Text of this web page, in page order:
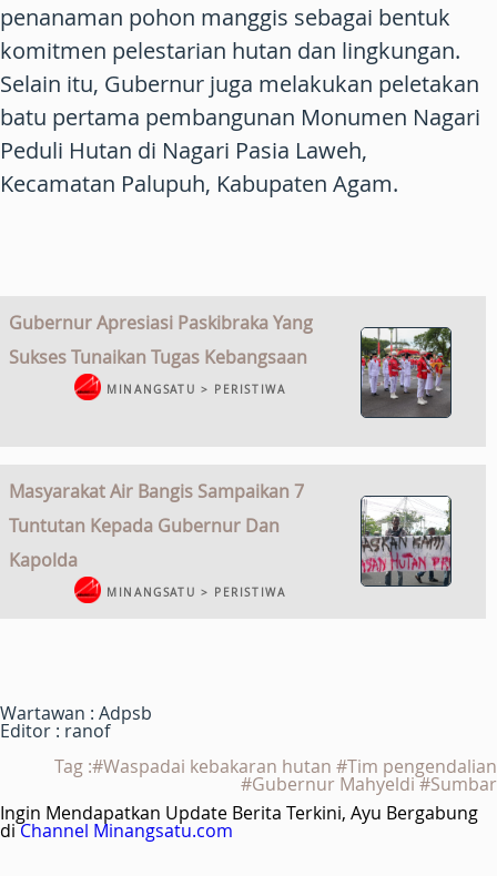
penanaman pohon manggis sebagai bentuk
komitmen pelestarian hutan dan lingkungan.
Selain itu, Gubernur juga melakukan peletakan
batu pertama pembangunan Monumen Nagari
Peduli Hutan di Nagari Pasia Laweh,
Kecamatan Palupuh, Kabupaten Agam.
Gubernur Apresiasi Paskibraka Yang
Sukses Tunaikan Tugas Kebangsaan
MINANGSATU > PERISTIWA
Masyarakat Air Bangis Sampaikan 7
Tuntutan Kepada Gubernur Dan
Kapolda
MINANGSATU > PERISTIWA
Wartawan : Adpsb
Editor : ranof
Tag :#Waspadai kebakaran hutan #Tim pengendalian
#Gubernur Mahyeldi #Sumbar
Ingin Mendapatkan Update Berita Terkini, Ayu Bergabung
diChannel Minangsatu.com